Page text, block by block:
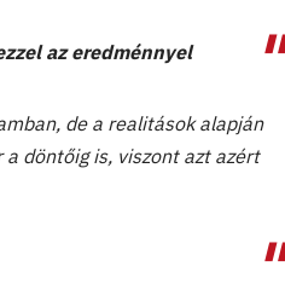
az eredménnyel
de a realitások alapján
döntőig is, viszont azt azért